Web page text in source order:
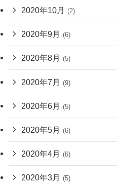
2020年10月 (2)
2020年9月 (6)
2020年8月 (5)
2020年7月 (9)
2020年6月 (5)
2020年5月 (6)
2020年4月 (6)
2020年3月 (5)